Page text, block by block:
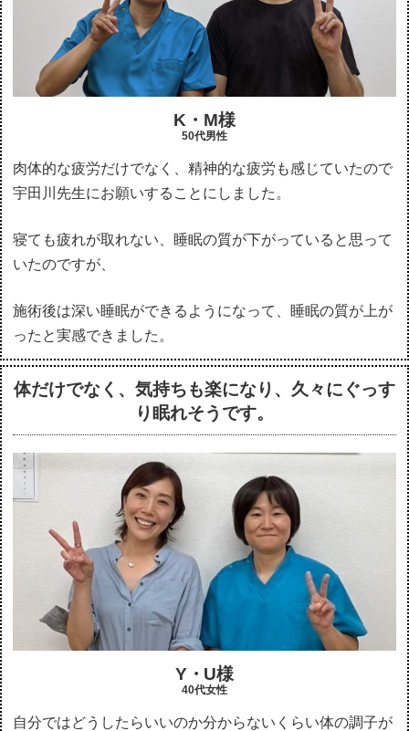
K・M様
50代男性
肉体的な疲労だけでなく、精神的な疲労も感じていたので
宇田川先生にお願いすることにしました。
寝ても疲れが取れない、睡眠の質が下がっていると思って
いたのですが、
施術後は深い睡眠ができるようになって、睡眠の質が上が
ったと実感できました。
体だけでなく、気持ちも楽になり、久々にぐっす
り眠れそうです。
Y・U様
40代女性
自分ではどうしたらいいのか分からないくらい体の調子が